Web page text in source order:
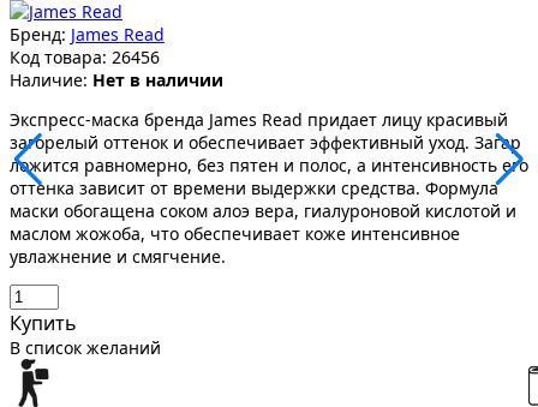
Бренд: James Read
Код товара: 26456
Наличие: Нет в наличии
Экспресс-маска бренда James Read придает лицу красивый
загорелый оттенок и обеспечивает эффективный уход. Загар
ложится равномерно, без пятен и полос, а интенсивность его
оттенка зависит от времени выдержки средства. Формула
маски обогащена соком алоэ вера, гиалуроновой кислотой и
маслом жожоба, что обеспечивает коже интенсивное
увлажнение и смягчение.
Купить
В список желаний